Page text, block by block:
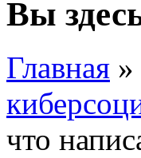
Вы
Главная »
что